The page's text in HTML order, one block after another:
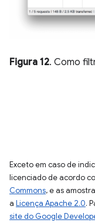
Figura 12. Como
Exceto em caso de
licenciado de acordo
Commons, e as
a Licença Apache 2.0.
site do Google